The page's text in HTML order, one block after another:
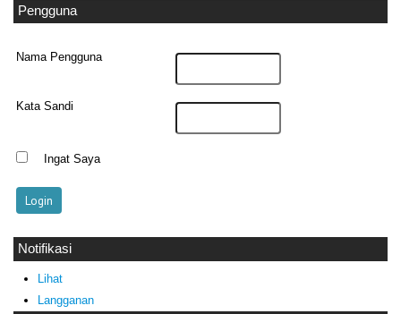
Pengguna
Nama Pengguna
Kata Sandi
Ingat Saya
Notifikasi
Lihat
Langganan